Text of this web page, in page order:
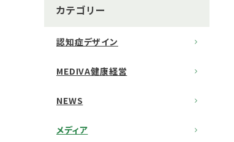
カテゴリー
認知症デザイン
MEDIVA健康経営
NEWS
メディア